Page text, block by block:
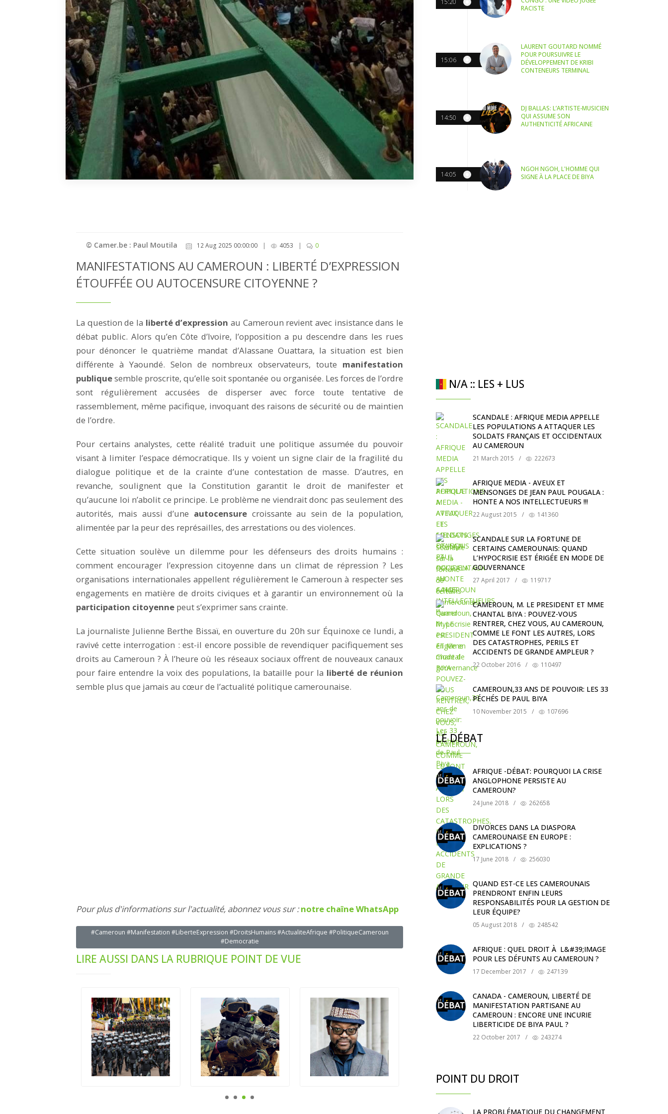
© Camer.be : Paul Moutila 12 Aug 2025 00:00:00 | 4053 | 0
MANIFESTATIONS AU CAMEROUN : LIBERTÉ D’EXPRESSION
ÉTOUFFÉE OU AUTOCENSURE CITOYENNE ?
La question de la liberté d’expression au Cameroun revient avec insistance dans le
débat public. Alors qu’en Côte d’Ivoire, l’opposition a pu descendre dans les rues
pour dénoncer le quatrième mandat d’Alassane Ouattara, la situation est bien
différente à Yaoundé. Selon de nombreux observateurs, toute manifestation
publiquesemble proscrite, qu’elle soit spontanée ou organisée. Les forces de l’ordre
sont régulièrement accusées de disperser avec force toute tentative de
rassemblement, même pacifique, invoquant des raisons de sécurité ou de maintien
de l’ordre.
Pour certains analystes, cette réalité traduit une politique assumée du pouvoir
visant à limiter l’espace démocratique. Ils y voient un signe clair de la fragilité du
dialogue politique et de la crainte d’une contestation de masse. D’autres, en
revanche, soulignent que la Constitution garantit le droit de manifester et
qu’aucune loi n’abolit ce principe. Le problème ne viendrait donc pas seulement des
autorités, mais aussi d’une autocensurecroissante au sein de la population,
alimentée par la peur des représailles, des arrestations ou des violences.
Cette situation soulève un dilemme pour les défenseurs des droits humains :
comment encourager l’expression citoyenne dans un climat de répression ? Les
organisations internationales appellent régulièrement le Cameroun à respecter ses
engagements en matière de droits civiques et à garantir un environnement où la
participation citoyenne peut s’exprimer sans crainte.
La journaliste Julienne Berthe Bissaï, en ouverture du 20h sur Équinoxe ce lundi, a
ravivé cette interrogation : est-il encore possible de revendiquer pacifiquement ses
droits au Cameroun ? À l’heure où les réseaux sociaux offrent de nouveaux canaux
pour faire entendre la voix des populations, la bataille pour la liberté de réunion
semble plus que jamais au cœur de l’actualité politique camerounaise.
Pour plus d'informations sur l'actualité, abonnez vous sur :notre chaîne WhatsApp
#Cameroun #Manifestation #LiberteExpression #DroitsHumains #ActualiteAfrique #PolitiqueCameroun
#Democratie
LIRE AUSSI DANS LA RUBRIQUE POINT DE VUE
15:20
RACISTE
15:06
LAURENT GOUTARD NOMMÉ
POUR POURSUIVRE LE
DÉVELOPPEMENT DE KRIBI
CONTENEURS TERMINAL
14:50
DJ BALLAS: L’ARTISTE-MUSICIEN
QUI ASSUME SON
AUTHENTICITÉ AFRICAINE
14:05
NGOH NGOH, L'HOMME QUI
SIGNE À LA PLACE DE BIYA
N/A :: LES + LUS
SCANDALE : AFRIQUE MEDIA APPELLE
LES POPULATIONS A ATTAQUER LES
SOLDATS FRANÇAIS ET OCCIDENTAUX
AU CAMEROUN
21 March 2015 / 222673
AFRIQUE MEDIA - AVEUX ET
MENSONGES DE JEAN PAUL POUGALA :
HONTE A NOS INTELLECTUEURS !!!
22 August 2015 / 141360
SCANDALE SUR LA FORTUNE DE
CERTAINS CAMEROUNAIS: QUAND
L’HYPOCRISIE EST ÉRIGÉE EN MODE DE
GOUVERNANCE
27 April 2017 / 119717
CAMEROUN, M. LE PRESIDENT ET MME
CHANTAL BIYA : POUVEZ-VOUS
RENTRER, CHEZ VOUS, AU CAMEROUN,
COMME LE FONT LES AUTRES, LORS
DES CATASTROPHES, PERILS ET
ACCIDENTS DE GRANDE AMPLEUR ?
22 October 2016 / 110497
CAMEROUN,33 ANS DE POUVOIR: LES 33
PÉCHÉS DE PAUL BIYA
10 November 2015 / 107696
LE DÉBAT
AFRIQUE -DÉBAT: POURQUOI LA CRISE
ANGLOPHONE PERSISTE AU
CAMEROUN?
24 June 2018 / 262658
DIVORCES DANS LA DIASPORA
CAMEROUNAISE EN EUROPE :
EXPLICATIONS ?
17 June 2018 / 256030
QUAND EST-CE LES CAMEROUNAIS
PRENDRONT ENFIN LEURS
RESPONSABILITÉS POUR LA GESTION DE
LEUR ÉQUIPE?
05 August 2018 / 248542
AFRIQUE : QUEL DROIT À L&#39;IMAGE
POUR LES DÉFUNTS AU CAMEROUN ?
17 December 2017 / 247139
CANADA - CAMEROUN, LIBERTÉ DE
MANIFESTATION PARTISANE AU
CAMEROUN : ENCORE UNE INCURIE
LIBERTICIDE DE BIYA PAUL ?
22 October 2017 / 243274
POINT DU DROIT
LA PROBLÉMATIQUE DU CHANGEMENT